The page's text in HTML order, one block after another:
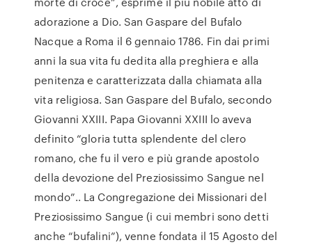
adorazione a Dio. San Gaspare del Bufalo
Nacque a Roma il 6 gennaio 1786. Fin dai primi
anni la sua vita fu dedita alla preghiera e alla
penitenza e caratterizzata dalla chiamata alla
vita religiosa. San Gaspare del Bufalo, secondo
Giovanni XXIII. Papa Giovanni XXIII lo aveva
definito “gloria tutta splendente del clero
romano, che fu il vero e più grande apostolo
della devozione del Preziosissimo Sangue nel
mondo”.. La Congregazione dei Missionari del
Preziosissimo Sangue (i cui membri sono detti
anche “bufalini”), venne fondata il 15 Agosto del